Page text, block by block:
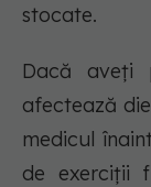
stocate.
Dacă aveți
afectează
medicul
de exerciții